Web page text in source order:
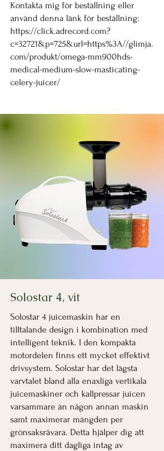
Kontakta mig för beställning eller
använd denna länk för beställning:
https://click.adrecord.com?
c=32721&p=725&url=https%3A//glimja.
com/produkt/omega-mm900hds-
medical-medium-slow-masticating-
celery-juicer/
Solostar 4, vit
Solostar 4 juicemaskin har en
tilltalande design i kombination med
intelligent teknik. I den kompakta
motordelen finns ett mycket effektivt
drivsystem. Solostar har det lägsta
varvtalet bland alla enaxliga vertikala
juicemaskiner och kallpressar juicen
varsammare än någon annan maskin
samt maximerar mängden per
grönsaksråvara. Detta hjälper dig att
maximera ditt dagliga intag av